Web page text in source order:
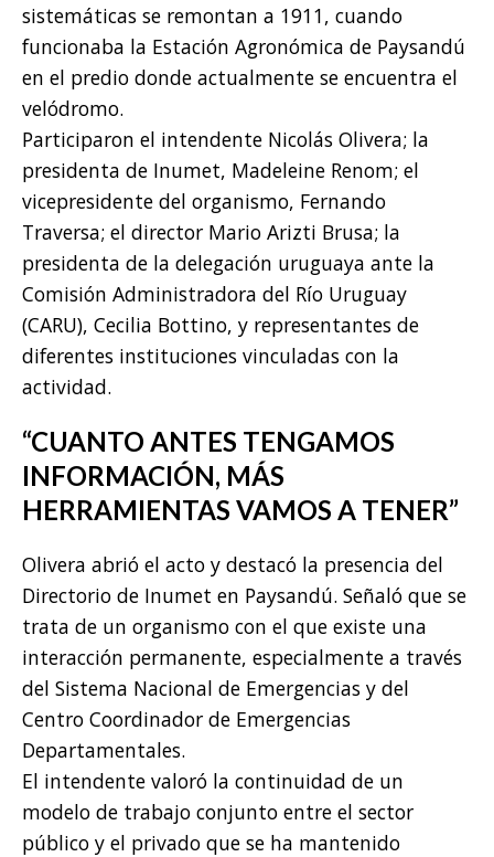
sistemáticas se remontan a 1911, cuando
funcionaba la Estación Agronómica de Paysandú
en el predio donde actualmente se encuentra el
velódromo.
Participaron el intendente Nicolás Olivera; la
presidenta de Inumet, Madeleine Renom; el
vicepresidente del organismo, Fernando
Traversa; el director Mario Arizti Brusa; la
presidenta de la delegación uruguaya ante la
Comisión Administradora del Río Uruguay
(CARU), Cecilia Bottino, y representantes de
diferentes instituciones vinculadas con la
actividad.
“CUANTO ANTES TENGAMOS
INFORMACIÓN, MÁS
HERRAMIENTAS VAMOS A TENER”
Olivera abrió el acto y destacó la presencia del
Directorio de Inumet en Paysandú. Señaló que se
trata de un organismo con el que existe una
interacción permanente, especialmente a través
del Sistema Nacional de Emergencias y del
Centro Coordinador de Emergencias
Departamentales.
El intendente valoró la continuidad de un
modelo de trabajo conjunto entre el sector
público y el privado que se ha mantenido